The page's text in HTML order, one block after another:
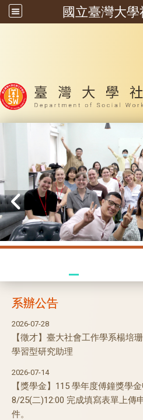
國立臺灣大
系辦公告
2026-07-28
【徵才】臺大社會工作學系楊培
學習型研究助理
2026-07-14
【獎學金】115 學年度傅鐘獎學
8/25(二)12:00 完成填寫表單上傳
件。